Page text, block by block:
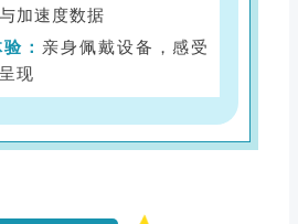
加速度数据
： 亲身佩戴设备，感受
现